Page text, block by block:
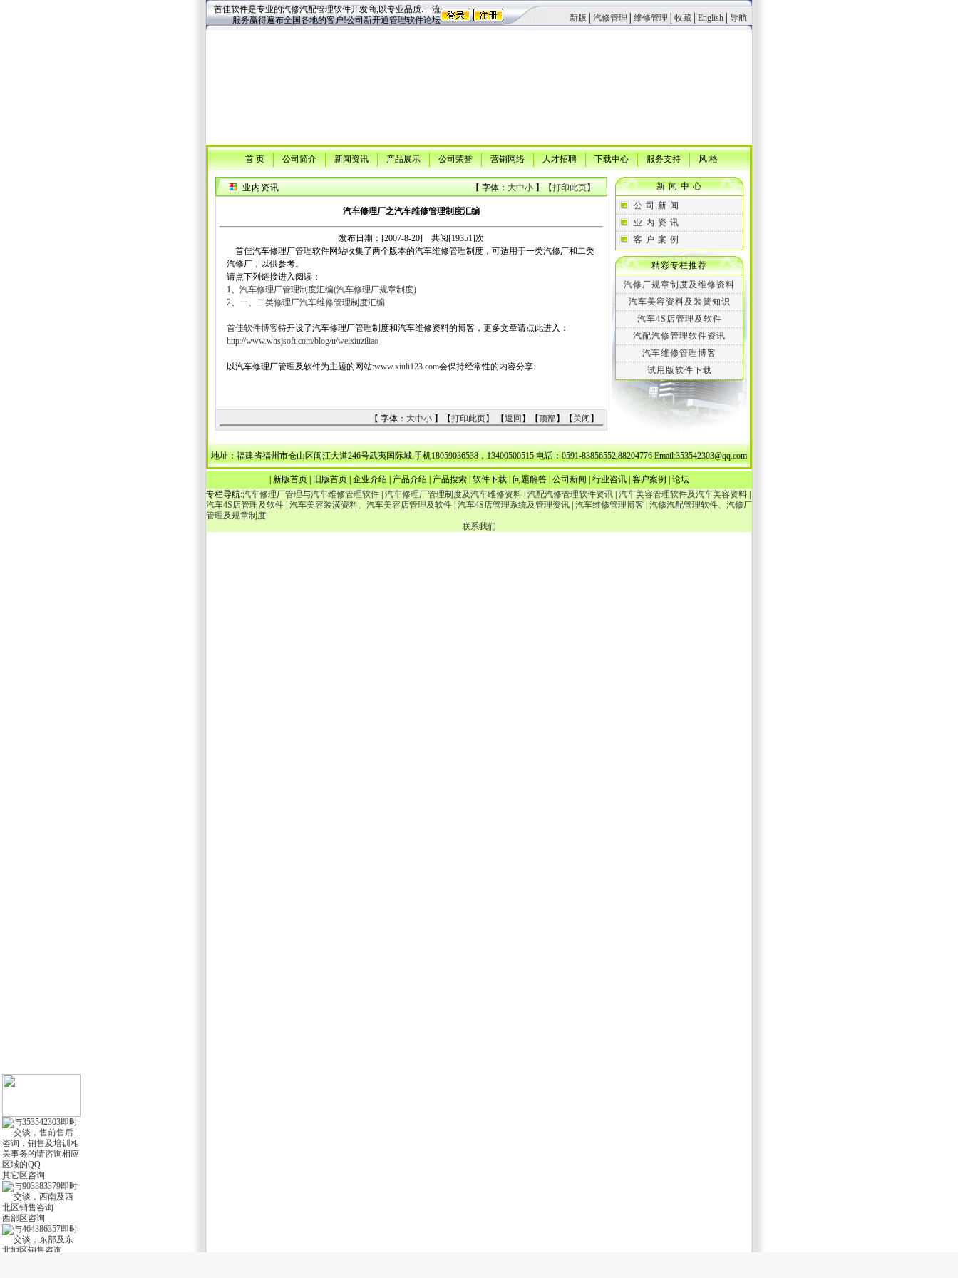
首佳软件是专业的汽修汽配管理软件开发商,以专业品质.一流
服务赢得遍布全国各地的客户!公司新开通管理软件论坛
新版 汽修管理 维修管理 收藏 English 导航
首 页 公司简介 新闻资讯 产品展示 公司荣誉 营销网络 人才招聘 下载中心 服务支持 风 格
业内资讯 【 字体：大中小】【打印此页】
汽车修理厂之汽车维修管理制度汇编
发布日期：[2007-8-20] 共阅[19351]次
首佳汽车修理厂管理软件网站收集了两个版本的汽车维修管理制度，可适用于一类汽修厂和二类
汽修厂，以供参考。
请点下列链接进入阅读：
1、 汽车修理厂管理制度汇编(汽车修理厂规章制度)
2、 一、二类修理厂汽车维修管理制度汇编
首佳软件博客特开设了汽车修理厂管理制度和汽车维修资料的博客，更多文章请点此进入：
http://www.whsjsoft.com/blog/u/weixiuziliao
以汽车修理厂管理及软件为主题的网站:www.xiuli123.com会保持经常性的内容分享.
【 字体： 大中小】【打印此页】 【返回 】【顶部】【 关闭 】
新 闻 中 心
公 司 新 闻
业 内 资 讯
客 户 案 例
精彩专栏推荐
汽修厂规章制度及维修资料
汽车美容资料及装簧知识
汽车4S店管理及软件
汽配汽修管理软件资讯
汽车维修管理博客
试用版软件下载
地址：福建省福州市仓山区闽江大道246号武夷国际城,手机18059036538，13400500515 电话：0591-83856552,88204776 Email:353542303@qq.com
新版首页| 旧版首页| 企业介绍 产品介绍 产品搜索| 软件下载| 问题解答| 公司新闻 行业咨讯| 客户案例
论坛
专栏导航:汽车修理厂管理与汽车维修管理软件 汽车修理厂管理制度及汽车维修资料 汽配汽修管理软件资讯 汽车美容管理软件及汽车美容资料
汽车4S店管理及软件 汽车美容装潢资料、汽车美容店管理及软件 汽车4S店管理系统及管理资讯 汽车维修管理博客 汽修汽配管理软件、汽修厂
管理及规章制度
联系我们
其它区咨询
西部区咨询